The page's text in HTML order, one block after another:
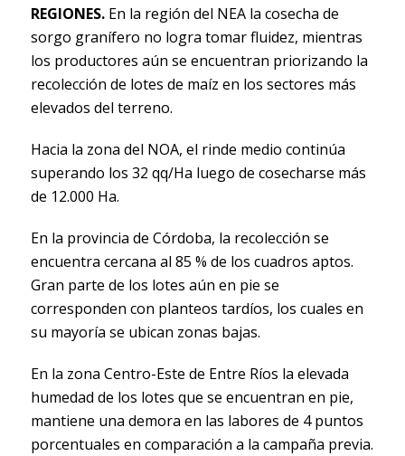
REGIONES.En la región del NEA la cosecha de
sorgo granífero no logra tomar fluidez, mientras
los productores aún se encuentran priorizando la
recolección de lotes de maíz en los sectores más
elevados del terreno.
Hacia la zona del NOA, el rinde medio continúa
superando los 32 qq/Ha luego de cosecharse más
de 12.000 Ha.
En la provincia de Córdoba, la recolección se
encuentra cercana al 85 % de los cuadros aptos.
Gran parte de los lotes aún en pie se
corresponden con planteos tardíos, los cuales en
su mayoría se ubican zonas bajas.
En la zona Centro-Este de Entre Ríos la elevada
humedad de los lotes que se encuentran en pie,
mantiene una demora en las labores de 4 puntos
porcentuales en comparación a la campaña previa.